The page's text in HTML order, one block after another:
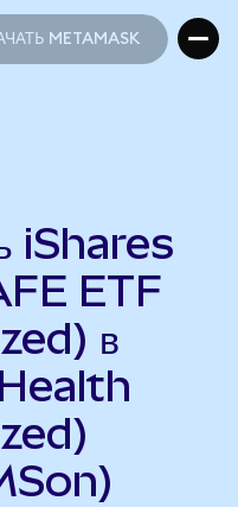
METAMASK
iShares
ETF
в